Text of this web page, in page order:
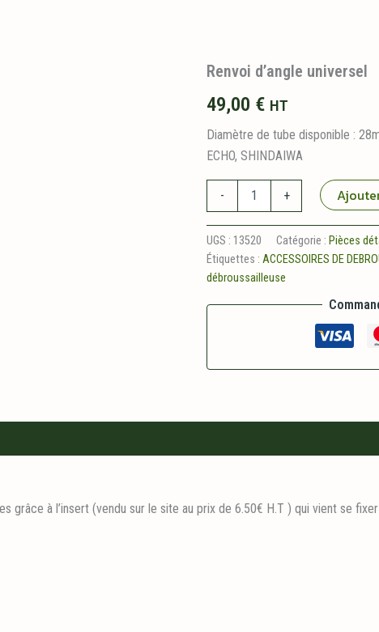
Renvoi d’angle universel
49,00 € HT
Diamètre de tube disponible :
ECHO, SHINDAIWA
-
d'angle
universel
+
UGS : 13520 Catégorie : Pièces
Étiquettes :ACCESSOIRES DE
débroussailleuse
grâce à l’insert (vendu sur le site au prix de 6.50€ H.T ) qui vient se